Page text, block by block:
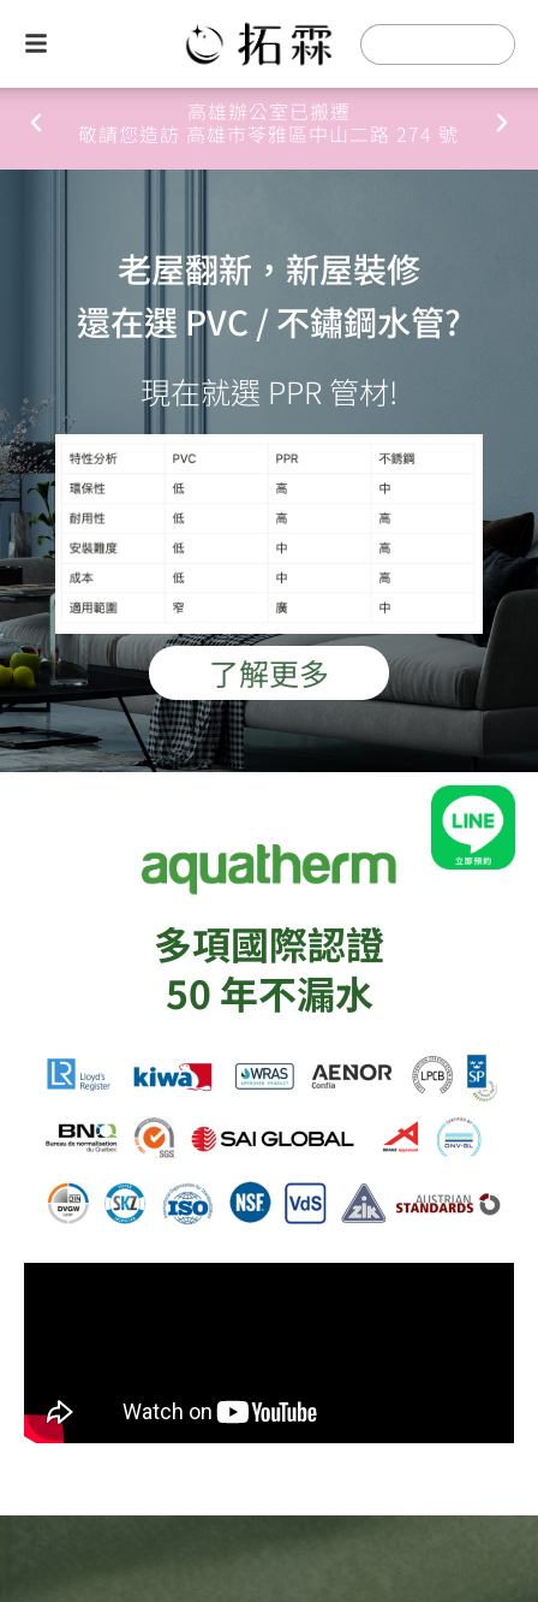
桃園辦公室已搬遷
敬請您造訪 桃園市桃園區經國一路68-70號
老屋翻新，新屋裝修
還在選 PVC / 不鏽鋼水管?
現在就選 PPR 管材!
了解更多
多項國際認證
50 年不漏水